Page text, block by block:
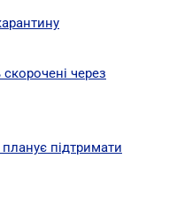
через
підтримати